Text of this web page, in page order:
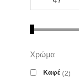
Χρώμα
Καφέ
2